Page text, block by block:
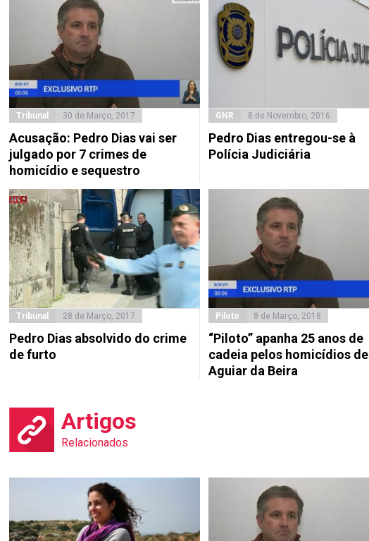
Tribunal 30 de Março, 2017
Acusação: Pedro Dias vai ser
julgado por 7 crimes de
homicídio e sequestro
GNR 8 de Novembro, 2016
Pedro Dias entregou-se à
Polícia Judiciária
Tribunal 28 de Março, 2017
Pedro Dias absolvido do crime
de furto
Piloto 8 de Março, 2018
“Piloto” apanha 25 anos de
cadeia pelos homicídios de
Aguiar da Beira
Artigos
Relacionados